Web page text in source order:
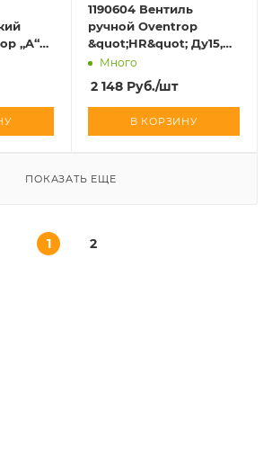
„A“
PN 10,
1190604 Вентиль
ручной Oventrop
&quot;HR&quot; Ду15,
1/2&quot;, PN10, прямой
Много
2 148Руб./шт
В КОРЗИНУ
ПОКАЗАТЬ ЕЩЕ
1 2